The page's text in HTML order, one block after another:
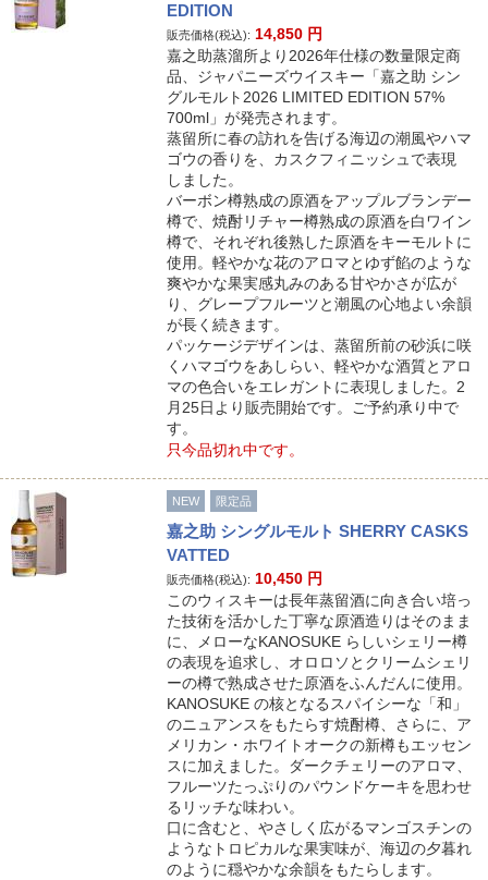
EDITION
販売価格(税込): 14,850 円
嘉之助蒸溜所より2026年仕様の数量限定商
品、ジャパニーズウイスキー「嘉之助 シン
グルモルト2026 LIMITED EDITION 57%
700ml」が発売されます。
蒸留所に春の訪れを告げる海辺の潮風やハマ
ゴウの香りを、カスクフィニッシュで表現
しました。
バーボン樽熟成の原酒をアップルブランデー
樽で、焼酎リチャー樽熟成の原酒を白ワイン
樽で、それぞれ後熟した原酒をキーモルトに
使用。軽やかな花のアロマとゆず餡のような
爽やかな果実感丸みのある甘やかさが広が
り、グレープフルーツと潮風の心地よい余韻
が長く続きます。
パッケージデザインは、蒸留所前の砂浜に咲
くハマゴウをあしらい、軽やかな酒質とアロ
マの色合いをエレガントに表現しました。2
月25日より販売開始です。ご予約承り中で
す。
只今品切れ中です。
NEW 限定品
嘉之助 シングルモルト SHERRY CASKS
VATTED
販売価格(税込): 10,450 円
このウィスキーは長年蒸留酒に向き合い培っ
た技術を活かした丁寧な原酒造りはそのまま
に、メローなKANOSUKE らしいシェリー樽
の表現を追求し、オロロソとクリームシェリ
ーの樽で熟成させた原酒をふんだんに使用。
KANOSUKE の核となるスパイシーな「和」
のニュアンスをもたらす焼酎樽、さらに、ア
メリカン・ホワイトオークの新樽もエッセン
スに加えました。ダークチェリーのアロマ、
フルーツたっぷりのパウンドケーキを思わせ
るリッチな味わい。
口に含むと、やさしく広がるマンゴスチンの
ようなトロピカルな果実味が、海辺の夕暮れ
のように穏やかな余韻をもたらします。